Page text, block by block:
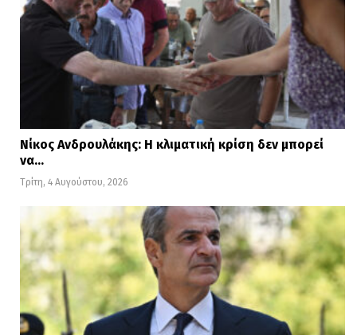
Νίκος Ανδρουλάκης: Η κλιματική κρίση δεν μπορεί
να…
Τρίτη, 4 Αυγούστου, 2026